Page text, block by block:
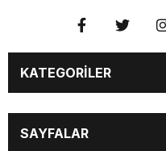
KATEGORİLER
GÜNDEM
DÜNYA
SAYFALAR